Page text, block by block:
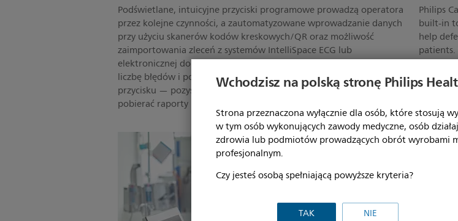
Wchodzisz na polską stronę Philips
Strona przeznaczona wyłącznie dla osób, które stosują
w tym osób wykonujących zawody medyczne, osób
zdrowia lub podmiotów prowadzących obrót wyrobami
profesjonalnym.
Czy jesteś osobą spełniającą powyższe kryteria?
TAK NIE
Podświetlane, intuicyjne przyciski programowe prowadzą operatora
przez kolejne czynności, a zautomatyzowane wprowadzanie danych
przy użyciu skanerów kodów kreskowych/QR oraz możliwość
zaimportowania zleceń z systemów IntelliSpace ECG lub
elektronicznej dokumentacji medycznej ograniczają do minimum
liczbę błędów i pozwalają szybko — za dotknięciem jednego
przycisku — pozyskiwać, analizować, drukować, eksportować i
pobierać raporty EKG.
Philips
built-in
help
product